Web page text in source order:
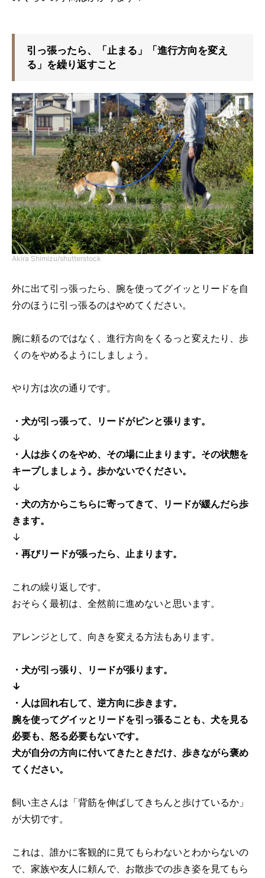
引っ張ったら、「止まる」「進行方向を変え
る」を繰り返すこと
Akira Shimizu/shutterstock
外に出て引っ張ったら、腕を使ってグイッとリードを自
分のほうに引っ張るのはやめてください。
腕に頼るのではなく、進行方向をくるっと変えたり、歩
くのをやめるようにしましょう。
やり方は次の通りです。
・犬が引っ張って、リードがピンと張ります。
↓
・人は歩くのをやめ、その場に止まります。その状態を
キープしましょう。歩かないでください。
↓
・犬の方からこちらに寄ってきて、リードが緩んだら歩
きます。
↓
・再びリードが張ったら、止まります。
これの繰り返しです。
おそらく最初は、全然前に進めないと思います。
アレンジとして、向きを変える方法もあります。
・犬が引っ張り、リードが張ります。
↓
・人は回れ右して、逆方向に歩きます。
腕を使ってグイッとリードを引っ張ることも、犬を見る
必要も、怒る必要もないです。
犬が自分の方向に付いてきたときだけ、歩きながら褒め
てください。
飼い主さんは「背筋を伸ばしてきちんと歩けているか」
が大切です。
これは、誰かに客観的に見てもらわないとわからないの
で、家族や友人に頼んで、お散歩での歩き姿を見てもら